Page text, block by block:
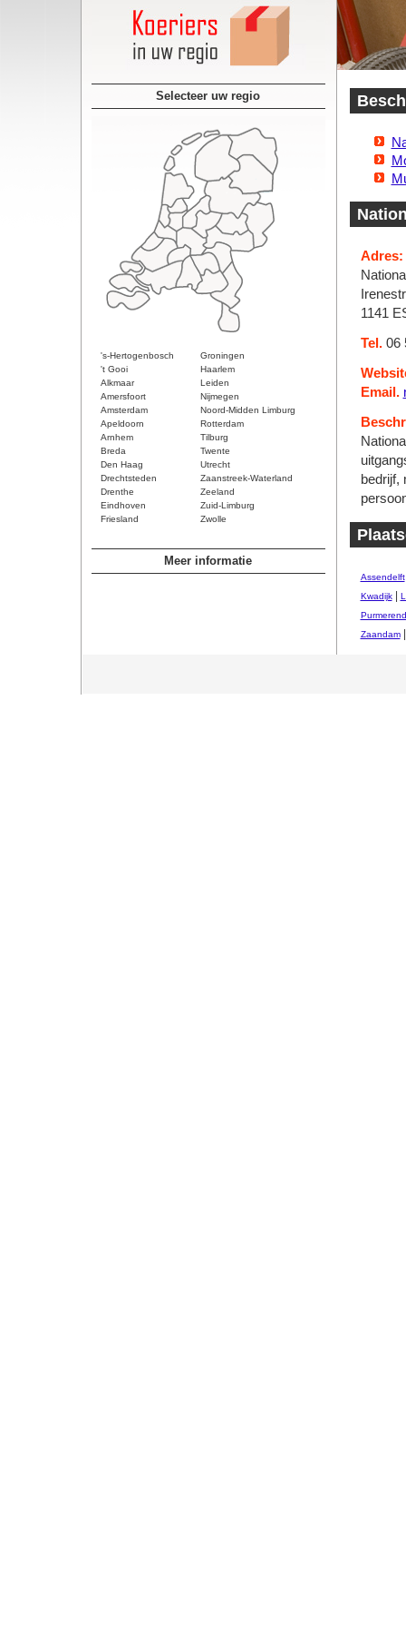
Selecteer uw regio
's-Hertogenbosch
Groningen
't Gooi
Haarlem
Alkmaar
Leiden
Amersfoort
Nijmegen
Amsterdam
Noord-Midden Limburg
Apeldoorn
Rotterdam
Arnhem
Tilburg
Breda
Twente
Den Haag
Utrecht
Drechtsteden
Zaanstreek-Waterland
Drenthe
Zeeland
Eindhoven
Zuid-Limburg
Friesland
Zwolle
Meer informatie
Adres:
1141
Tel.06
Email.
bedrijf,
Assendelft
Kwadijk|
Purmerend
Zaandam